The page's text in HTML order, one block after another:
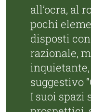
all’ocra, al
pochi
disposti
razionale,
suggestivo
I suoi spazi